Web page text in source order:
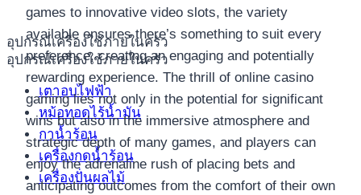
อุปกรณ์เครื่องใช้ภายในครัว
อุปกรณ์เครื่องใช้ภายในครัว
เตาอบไฟฟ้า
หม้อทอดไร้น้ำมัน
กาน้ำร้อน
เครื่องกดน้ำร้อน
เครื่องปั่นผลไม้
games to innovative video slots, the variety
available ensures there’s something to suit every
preference, creating an engaging and potentially
rewarding experience. The thrill of online casino
gaming lies not only in the potential for significant
wins but also in the immersive atmosphere and
strategic depth of many games, and players can
enjoy the adrenaline rush of placing bets and
anticipating outcomes from the comfort of their own